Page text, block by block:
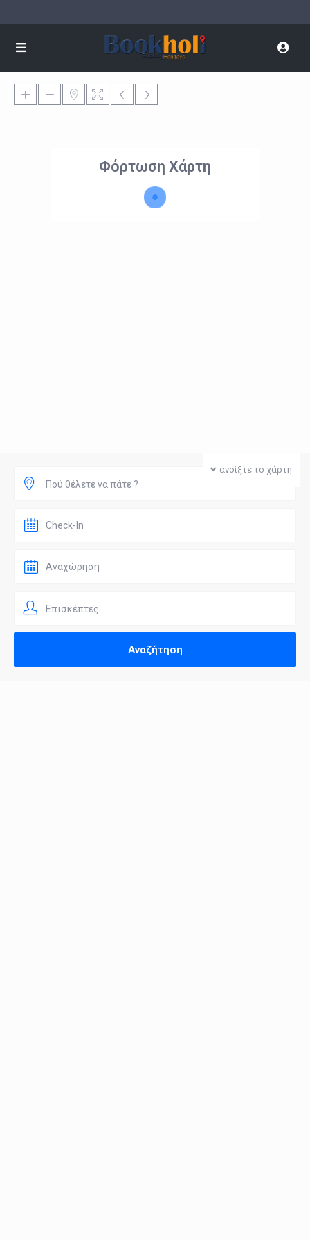
Φόρτωση Χάρτη
ανοίξτε το χάρτη
Πού θέλετε να πάτε ?
Επισκέπτες